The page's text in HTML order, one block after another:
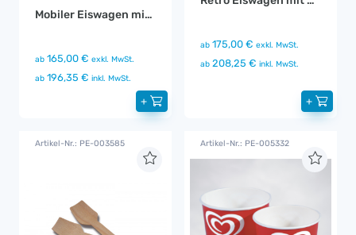
Mobiler Eiswagen mit Beleuchtung
ab 165,00 € exkl. MwSt.
ab 196,35 € inkl. MwSt.
+
ab 175,00 € exkl. MwSt.
ab 208,25 € inkl. MwSt.
+
Artikel-Nr.: PE-003585 Artikel-Nr.: PE-005332